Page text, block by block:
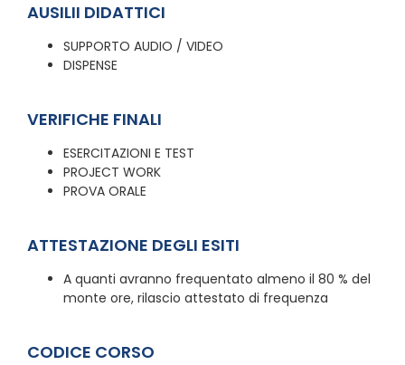
AUSILII DIDATTICI
SUPPORTO AUDIO / VIDEO
DISPENSE
VERIFICHE FINALI
ESERCITAZIONI E TEST
PROJECT WORK
PROVA ORALE
ATTESTAZIONE DEGLI ESITI
A quanti avranno frequentato almeno il 80 % del
monte ore, rilascio attestato di frequenza
CODICE CORSO